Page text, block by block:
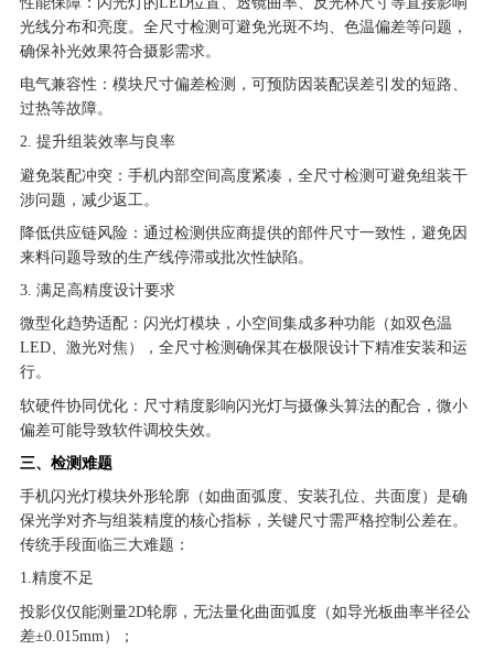
光线分布和亮度。全尺寸检测可避免光斑不均、色温偏差等问题，
确保补光效果符合摄影需求。
电气兼容性：模块尺寸偏差检测，可预防因装配误差引发的短路、
过热等故障。
2. 提升组装效率与良率
避免装配冲突：手机内部空间高度紧凑，全尺寸检测可避免组装干
涉问题，减少返工。
降低供应链风险：通过检测供应商提供的部件尺寸一致性，避免因
来料问题导致的生产线停滞或批次性缺陷。
3. 满足高精度设计要求
微型化趋势适配：闪光灯模块，小空间集成多种功能（如双色温
LED、激光对焦），全尺寸检测确保其在极限设计下精准安装和运
行。
软硬件协同优化：尺寸精度影响闪光灯与摄像头算法的配合，微小
偏差可能导致软件调校失效。
三、检测难题
手机闪光灯模块外形轮廓（如曲面弧度、安装孔位、共面度）是确
保光学对齐与组装精度的核心指标，关键尺寸需严格控制公差在。
传统手段面临三大难题：
1.精度不足
投影仪仅能测量2D轮廓，无法量化曲面弧度（如导光板曲率半径公
差±0.015mm）；